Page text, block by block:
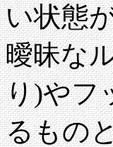
い状態
曖昧な
り)やフ
るもの